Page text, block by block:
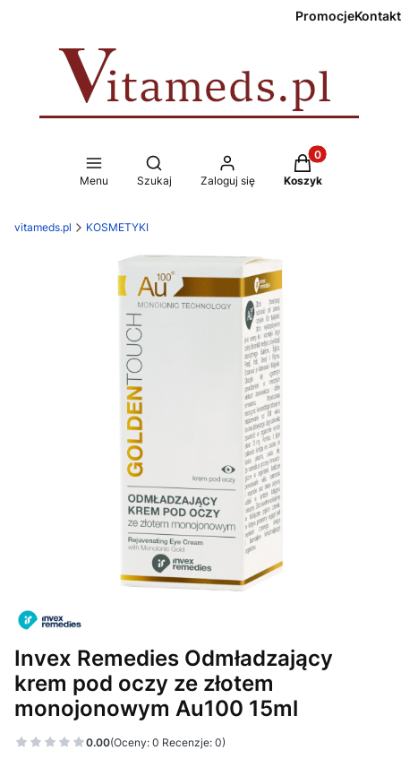
PromocjeKontakt
Menu
Otwórz wyszukiwarkę
Szukaj Zaloguj się
Produkty w
Koszyk
vitameds.pl KOSMETYKI
Invex Remedies Odmładzający
krem pod oczy ze złotem
monojonowym Au100 15ml
0.00(Oceny: 0 Recenzje: 0)